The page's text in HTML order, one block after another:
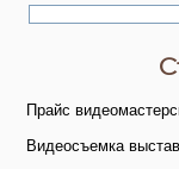
Прайс
Видеосъемка